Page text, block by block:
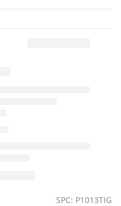
SPC: P1013TIG